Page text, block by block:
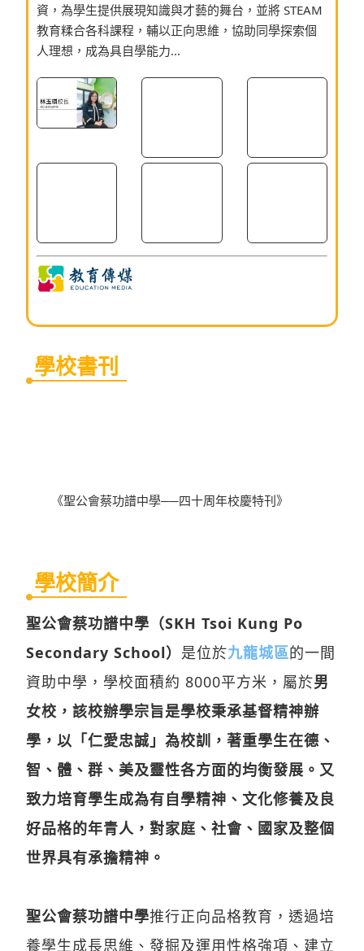
資，為學生提供展現知識與才藝的舞台，並將 STEAM
教育糅合各科課程，輔以正向思維，協助同學探索個
人理想，成為具自學能力...
學校書刊
聖公會蔡功譜中學（SKH Tsoi Kung Po
Secondary School）是位於九龍城區的一間
資助中學，學校面積約 8000平方米，屬於男
女校，該校辦學宗旨是學校秉承基督精神辦
學，以「仁愛忠誠」為校訓，著重學生在德、
智、體、群、美及靈性各方面的均衡發展。又
致力培育學生成為有自學精神、文化修養及良
好品格的年青人，對家庭、社會、國家及整個
世界具有承擔精神。
養學生成長思維、發掘及運用性格強項、建立
幸福感，讓學生學習以正面的態度、積極的信